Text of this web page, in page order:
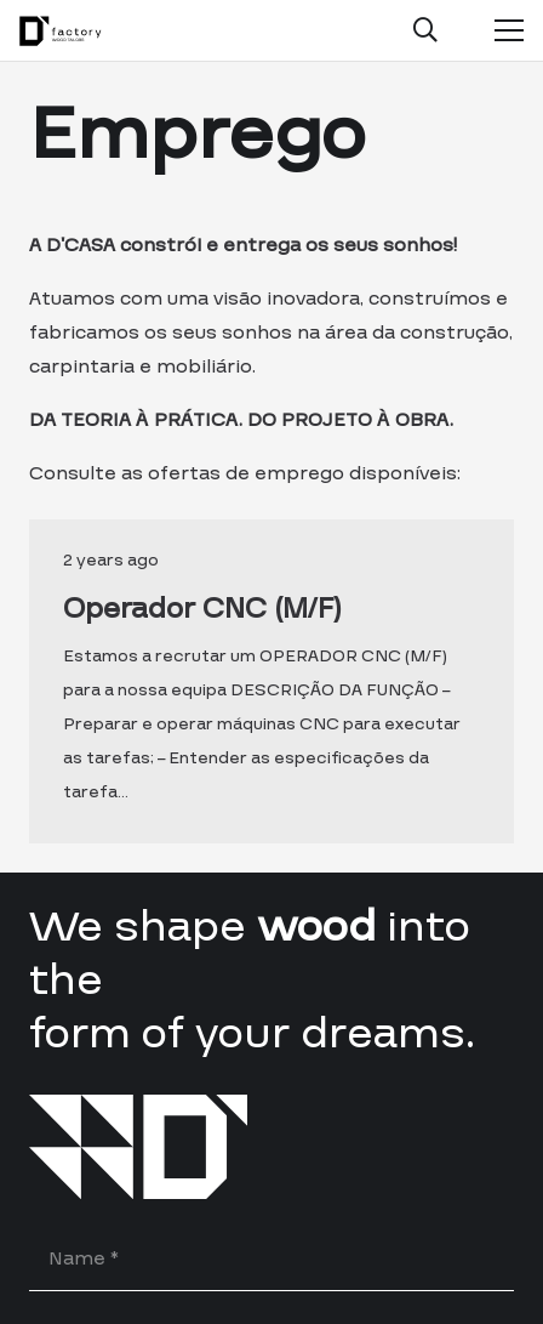
Emprego
A D’CASA constrói e entrega os seus sonhos!
Atuamos com uma visão inovadora, construímos e
fabricamos os seus sonhos na área da construção,
carpintaria e mobiliário.
DA TEORIA À PRÁTICA. DO PROJETO À OBRA.
Consulte as ofertas de emprego disponíveis:
2 years ago
Operador CNC (M/F)
Estamos a recrutar um OPERADOR CNC (M/F)
para a nossa equipa DESCRIÇÃO DA FUNÇÃO –
Preparar e operar máquinas CNC para executar
as tarefas; – Entender as especificações da
tarefa…
We shape wood into
the
form of your dreams.